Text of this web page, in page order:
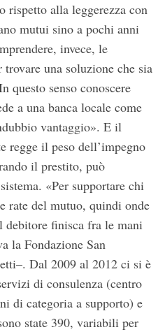
rispetto alla leggerezza con
mutui sino a pochi anni
invece, le
una soluzione che sia
questo senso conoscere
a una banca locale come
vantaggio». E il
regge il peso dell’impegno
il prestito, può
«Per supportare chi
rate del mutuo, quindi onde
finisca fra le mani
la Fondazione San
Dal 2009 al 2012 ci si è
di consulenza (centro
di categoria a supporto) e
state 390, variabili per